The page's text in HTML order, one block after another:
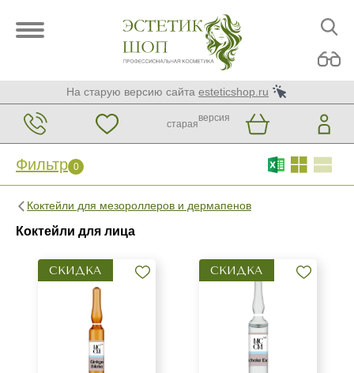
На старую версию сайта esteticshop.ru
старая
версия
Фильтр 0
Коктейли для мезороллеров и дермапенов
Коктейли для лица
Фильтр 0
AGT Bio
СКИДКА СКИДКА